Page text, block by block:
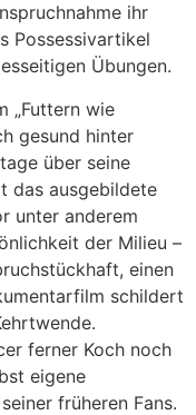
ihr
Possessivartikel
Übungen.
„Futtern wie
gesund hinter
über seine
das ausgebildete
unter anderem
der Milieu –
einen
schildert
ferner Koch noch
eigene
früheren Fans.